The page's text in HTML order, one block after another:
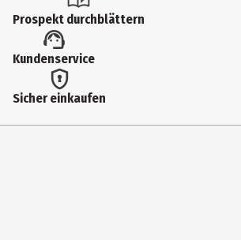
Artikelnummer des Herstellers
72167
Hersteller
Prospekt durchblättern
Kundenservice
Sicher einkaufen